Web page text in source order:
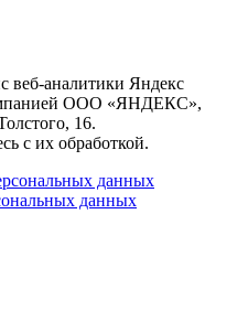
веб-аналитики Яндекс
ООО «ЯНДЕКС»,
16.
с их обработкой.
данных
данных